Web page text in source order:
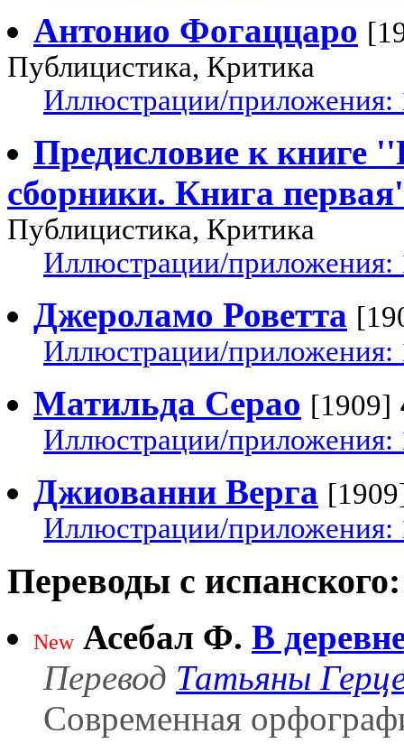
Антонио Фогаццаро
Публицистика, Критика
Иллюстрации/приложения:
Предисловие к книге
сборники. Книга
Публицистика, Критика
Иллюстрации/приложения:
Джероламо Роветта
Иллюстрации/приложения:
Матильда Серао [1909]
Иллюстрации/приложения:
Джиованни Верга
Иллюстрации/приложения:
Переводы с испанского:
New Асебал Ф. В
Перевод Татьяны
Современная